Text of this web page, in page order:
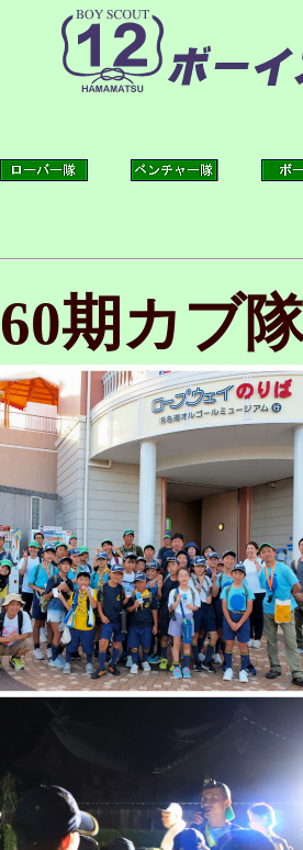
60期カブ